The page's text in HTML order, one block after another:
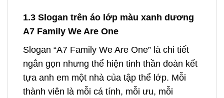
1.3 Slogan trên áo lớp màu xanh dương
A7 Family We Are One
Slogan “A7 Family We Are One” là chi tiết
ngắn gọn nhưng thể hiện tinh thần đoàn kết
tựa anh em một nhà của tập thể lớp. Mỗi
thành viên là mỗi cá tính, mỗi ưu, mỗi